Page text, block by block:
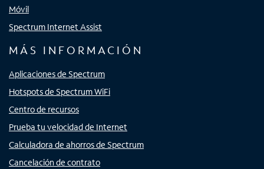
Móvil
Spectrum Internet Assist
MÁS INFORMACIÓN
Aplicaciones de Spectrum
Hotspots de Spectrum WiFi
Centro de recursos
Prueba tu velocidad de Internet
Calculadora de ahorros de Spectrum
Cancelación de contrato